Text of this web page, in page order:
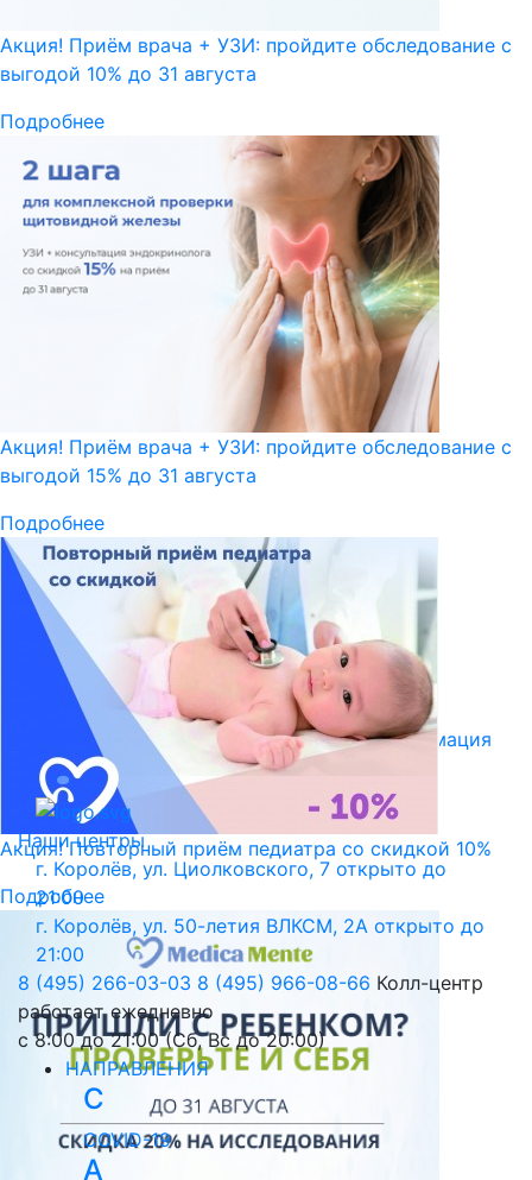
Акция! Приём врача + УЗИ: пройдите обследование с
выгодой 10% до 31 августа
Подробнее
Акция! Приём врача + УЗИ: пройдите обследование с
выгодой 15% до 31 августа
Подробнее
Акция! Повторный приём педиатра со скидкой 10%
Подробнее
Библиотека пациента
Правовая информация
Версия для слабовидящих
Наши центры
г. Королёв, ул. Циолковского, 7 открыто до
21:00
г. Королёв, ул. 50-летия ВЛКСМ, 2А открыто до
21:00
8 (495) 266-03-03 8 (495) 966-08-66 Колл-центр
работает ежедневно
с 8:00 до 21:00 (Сб, Вс до 20:00)
НАПРАВЛЕНИЯ
C
COVID-19
А